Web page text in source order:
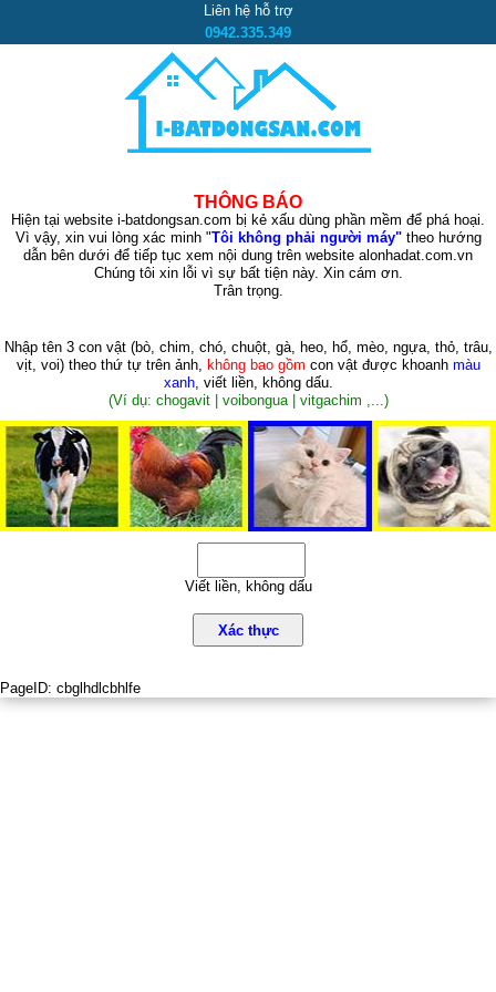
Liên hệ hỗ trợ
0942.335.349
THÔNG BÁO
Hiện tại website i-batdongsan.com bị kẻ xấu dùng phần mềm để phá hoại.
Vì vậy, xin vui lòng xác minh "Tôi không phải người máy"theo hướng
dẫn bên dưới để tiếp tục xem nội dung trên website alonhadat.com.vn
Chúng tôi xin lỗi vì sự bất tiện này. Xin cám ơn.
Trân trọng.
Nhập tên 3 con vật (bò, chim, chó, chuột, gà, heo, hổ, mèo, ngựa, thỏ, trâu,
vịt, voi)theo thứ tự trên ảnh, không bao gồm con vật được khoanh màu
xanh, viết liền, không dấu.
(Ví dụ: chogavit | voibongua | vitgachim ,...)
Viết liền, không dấu
Xác thực
PageID: cbglhdlcbhlfe